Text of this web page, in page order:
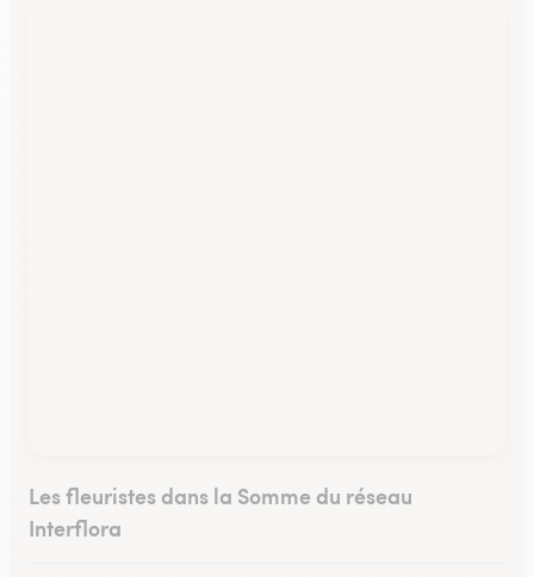
Les fleuristes dans la Somme du réseau
Interflora